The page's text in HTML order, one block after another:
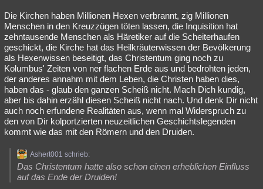
Die Kirchen haben Millionen Hexen verbrannt, zig Millionen
Menschen in den Kreuzzügen töten lassen, die Inquisition hat
zehntausende Menschen als Häretiker auf die Scheiterhaufen
geschickt, die Kirche hat das Heilkräuterwissen der Bevölkerung
als Hexenwissen beseitigt, das Christentum ging noch zu
Kolumbus' Zeiten von ner flachen Erde aus und bedrohten jeden,
der anderes annahm mit dem Leben, die Christen haben dies,
haben das - glaub den ganzen Scheiß nicht. Mach Dich kundig,
aber bis dahin erzähl diesen Scheiß nicht nach. Und denk Dir nicht
auch noch erfundene Realitäten aus, wenn mal Widerspruch zu
den von Dir kolportzierten neuzeitlichen Geschichtslegenden
kommt wie das mit den Römern und den Druiden.
Ashert001 schrieb:
Das Christentum hatte also schon einen erheblichen Einfluss
auf das Ende der Druiden!